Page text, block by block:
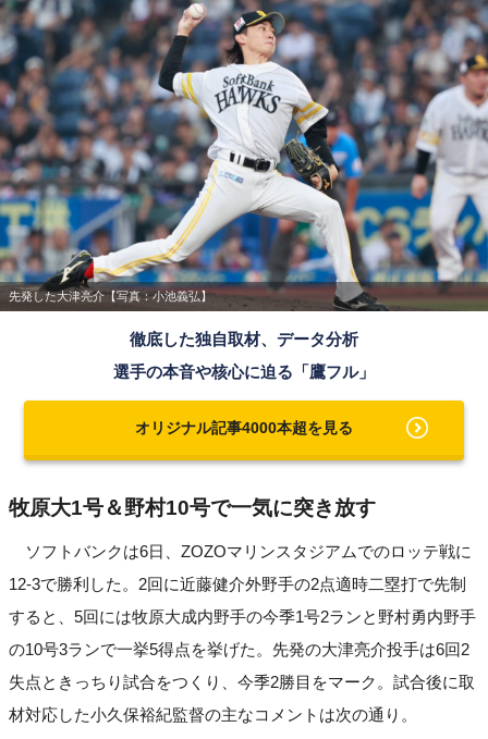
先発した大津亮介【写真：小池義弘】
徹底した独自取材、データ分析
選手の本音や核心に迫る「鷹フル」
オリジナル記事4000本超を見る
牧原大1号＆野村10号で一気に突き放す
ソフトバンクは6日、ZOZOマリンスタジアムでのロッテ戦に
12-3で勝利した。2回に近藤健介外野手の2点適時二塁打で先制
すると、5回には牧原大成内野手の今季1号2ランと野村勇内野手
の10号3ランで一挙5得点を挙げた。先発の大津亮介投手は6回2
失点ときっちり試合をつくり、今季2勝目をマーク。試合後に取
材対応した小久保裕紀監督の主なコメントは次の通り。